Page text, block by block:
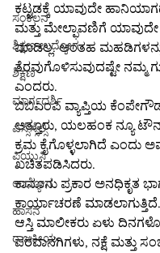
ಸಂಕಲನ
ಶಿಕ್ಷಣ-ಉದ್ಯೋಗ
ಶಿಕ್ಷಣ
ಮಾರ್ಗದರ್ಶಿ
ಎಸ್ಸೆಸ್ಸೆಲ್ಸಿ
ಪಿಯುಸಿ
ಉದ್ಯೋಗ
ಹಾಸನ
ರಾಜಕೀಯ
ಕಟ್ಟಡಕ್ಕೆ ಯಾವುದೇ
ಮತ್ತು ಮೇಲ್ಫಾವಣಿಗೆ
ಮಾಡಿಲ್ಲ. ಅಂತಹ
ತೆರವುಗೊಳಿಸುವುದಷ್ಟೇ ನಮ್ಮ
ಎಂದರು.
ಬಿಬಿಎಂಪಿ ವ್ಯಾಪ್ತಿಯ
ಅತ್ತೂರು, ಯಲಹಂಕ ನ್ಯೂ ಟೌನ್
ಕ್ರಮ ಕೈಗೊಳ್ಳಲಾಗಿದೆ ಎಂದು
ಖಚಿತಪಡಿಸಿದರು.
ಕಾನೂನು ಪ್ರಕಾರ ಅನಧಿಕೃತ
ಕಾರ್ಯಾಚರಣೆ
ಆಸ್ತಿ ಮಾಲೀಕರು ಏಳು
ಪರವಾನಗಿಗಳು, ನಕ್ಷೆ ಮತ್ತು